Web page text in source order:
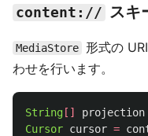
content:// スキ
MediaStore 形式の
わせを行います。
String [] projection
Cursor cursor =